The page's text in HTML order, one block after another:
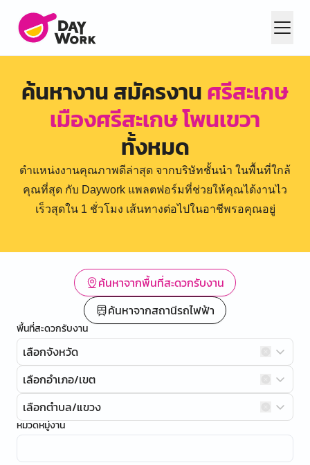
ค้นหางาน สมัครงานศรีสะเกษ
เมืองศรีสะเกษ โพนเขวา
ทั้งหมด
ตำแหน่งงานคุณภาพดีล่าสุด จากบริษัทชั้นนำ ในพื้นที่ใกล้
คุณที่สุด กับ Daywork แพลตฟอร์มที่ช่วยให้คุณได้งานไว
เร็วสุดใน 1 ชั่วโมง เส้นทางต่อไปในอาชีพรอคุณอยู่
ค้นหาจากพื้นที่สะดวกรับงาน
ค้นหาจากสถานีรถไฟฟ้า
พื้นที่สะดวกรับงาน
เลือกจังหวัด
เลือกอำเภอ/เขต
เลือกตำบล/แขวง
หมวดหมู่งาน